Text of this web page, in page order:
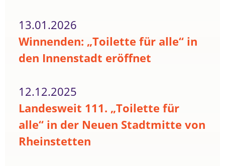
13.01.2026
Winnenden: „Toilette für alle“ in
den Innenstadt eröffnet
12.12.2025
Landesweit 111. „Toilette für
alle“ in der Neuen Stadtmitte von
Rheinstetten